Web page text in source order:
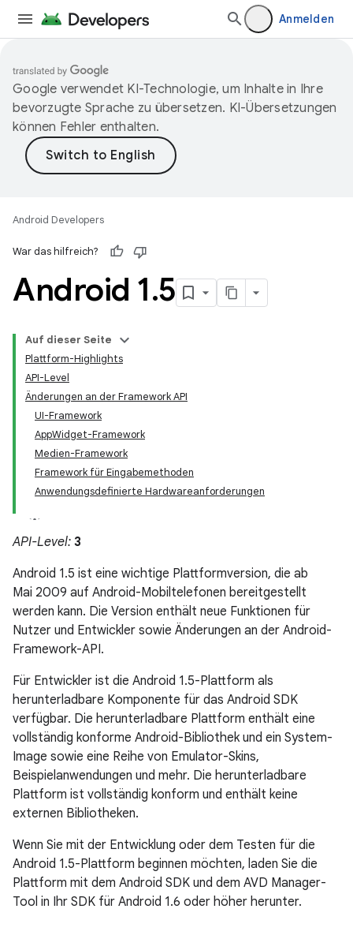
Anmelden
Google verwendet KI-Technologie, um Inhalte in Ihre
bevorzugte Sprache zu übersetzen. KI-Übersetzungen
können Fehler enthalten.
Android Developers
War das hilfreich?
Android 1.5
Auf dieser Seite
Plattform-Highlights
API-Level
Änderungen an der Framework API
UI-Framework
AppWidget-Framework
Medien-Framework
Framework für Eingabemethoden
Anwendungsdefinierte Hardwareanforderungen
API-Level: 3
Android 1.5 ist eine wichtige Plattformversion, die ab
Mai 2009 auf Android-Mobiltelefonen bereitgestellt
werden kann. Die Version enthält neue Funktionen für
Nutzer und Entwickler sowie Änderungen an der Android-
Framework-API.
Für Entwickler ist die Android 1.5-Plattform als
herunterladbare Komponente für das Android SDK
verfügbar. Die herunterladbare Plattform enthält eine
vollständig konforme Android-Bibliothek und ein System-
Image sowie eine Reihe von Emulator-Skins,
Beispielanwendungen und mehr. Die herunterladbare
Plattform ist vollständig konform und enthält keine
externen Bibliotheken.
Wenn Sie mit der Entwicklung oder dem Testen für die
Android 1.5-Plattform beginnen möchten, laden Sie die
Plattform mit dem Android SDK und dem AVD Manager-
Tool in Ihr SDK für Android 1.6 oder höher herunter.